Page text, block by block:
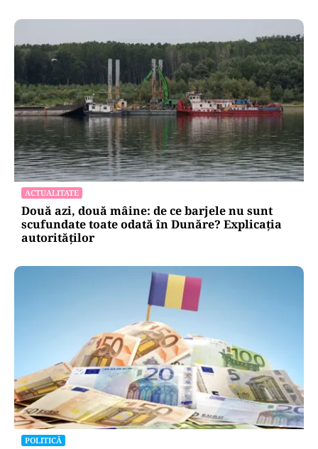
ACTUALITATE
Două azi, două mâine: de ce barjele nu sunt
scufundate toate odată în Dunăre? Explicația
autorităților
POLITICĂ